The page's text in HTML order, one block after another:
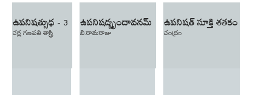
ఉపనిషత్సుధ - 3
చర్ల గణపతి శాస్త్రి
ఉపనిషద్బృందావనమ్
బి.రామరాజు
ఉపనిషత్ సూక్తి శతకం
చంద్రం